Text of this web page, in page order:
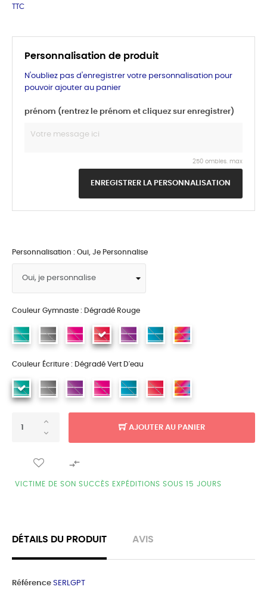
TTC
Personnalisation de produit
N'oubliez pas d'enregistrer votre personnalisation pour
pouvoir ajouter au panier
prénom (rentrez le prénom et cliquez sur enregistrer)
250 ombles. max
ENREGISTRER LA PERSONNALISATION
Personnalisation : Oui, Je Personnalise
Couleur Gymnaste : Dégradé Rouge
Couleur Écriture : Dégradé Vert D'eau
AJOUTER AU PANIER

VICTIME DE SON SUCCÈS EXPÉDITIONS SOUS 15 JOURS
DÉTAILS DU PRODUIT AVIS
Référence SERLGPT